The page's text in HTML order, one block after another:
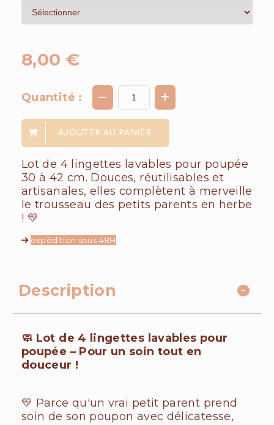
8,00 €
Quantité :
AJOUTER AU PANIER
Lot de 4 lingettes lavables pour poupée
30 à 42 cm. Douces, réutilisables et
artisanales, elles complètent à merveille
le trousseau des petits parents en herbe
! 💛
expédition sous 48H
Description
🧼 Lot de 4 lingettes lavables pour
poupée – Pour un soin tout en
douceur !
💛 Parce qu'un vrai petit parent prend
soin de son poupon avec délicatesse,